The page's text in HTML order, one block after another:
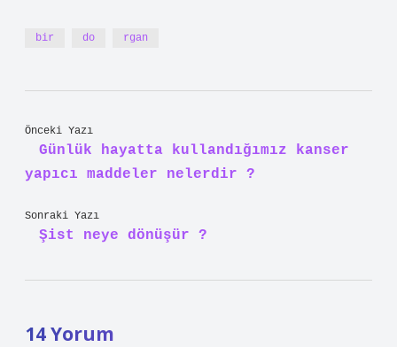
bir do rgan
Önceki Yazı
Günlük hayatta kullandığımız kanser
yapıcı maddeler nelerdir ?
Sonraki Yazı
Şist neye dönüşür ?
14 Yorum